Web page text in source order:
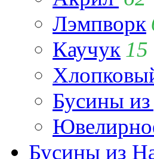
Лэмпворк
Каучук 15
Бусины из
Бусины из